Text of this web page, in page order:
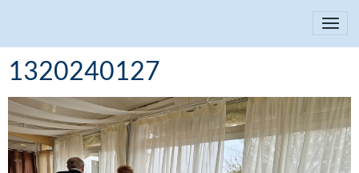
1320240127